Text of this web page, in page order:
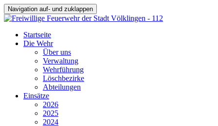
Navigation auf- und zuklappen
Startseite
Die Wehr
Über uns
Verwaltung
Wehrführung
Löschbezirke
Abteilungen
Einsätze
2026
2025
2024